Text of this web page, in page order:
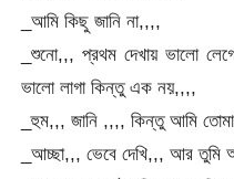
_আমি কিছু জানি না,,,,
_শুনো,,, প্রথম দেখায় ভালো
ভালো লাগা কিন্তু এক নয়,,,,
_হুম,,, জানি ,,,, কিন্তু আমি
_আচ্ছা,,, ভেবে দেখি,,, আর তুমি